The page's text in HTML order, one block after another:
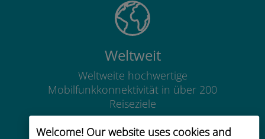
Welcome! Our website uses cookies and
Weltweit
Weltweite hochwertige
Mobilfunkkonnektivität in über 200
Reiseziele